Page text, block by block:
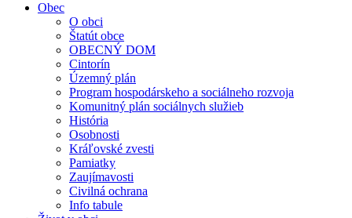
Obec
O obci
Štatút obce
OBECNÝ DOM
Cintorín
Územný plán
Program hospodárskeho a sociálneho rozvoja
Komunitný plán sociálnych služieb
História
Osobnosti
Kráľovské zvesti
Pamiatky
Zaujímavosti
Civilná ochrana
Info tabule